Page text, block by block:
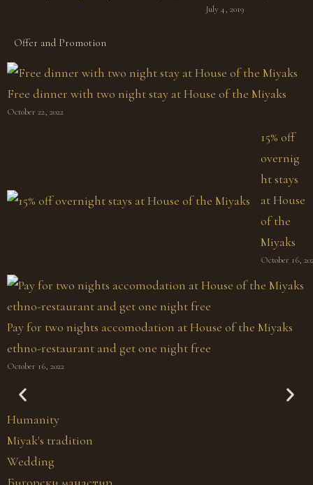
July 4, 2019
Offer and Promotion
Free dinner with two night stay at House of the Miyaks
October 22, 2022
15% off
overnig
ht stays
at House
of the
Miyaks
October 16,
Pay for two nights accomodation at House of the Miyaks
ethno-restaurant and get one night free
October 16, 2022
Humanity
Miyak's tradition
Wedding